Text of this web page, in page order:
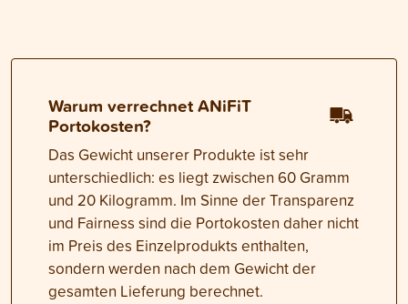
Warum verrechnet ANiFiT
Portokosten?
Das Gewicht unserer Produkte ist sehr
unterschiedlich: es liegt zwischen 60 Gramm
und 20 Kilogramm. Im Sinne der Transparenz
und Fairness sind die Portokosten daher nicht
im Preis des Einzelprodukts enthalten,
sondern werden nach dem Gewicht der
gesamten Lieferung berechnet.